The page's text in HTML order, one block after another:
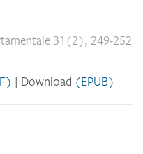
31(2), 249-252
Download (EPUB)